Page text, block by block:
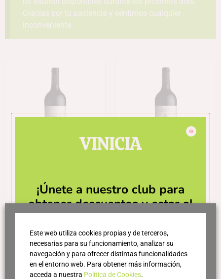
Gracias por tu paciencia y sentimos cualquier
inconveniente.
238,25€
Leer más
71,95€
Este web utiliza cookies propias y de terceros,
necesarias para su funcionamiento, analizar su
navegación y para ofrecer distintas funcionalidades
en el entorno web. Para obtener más información,
acceda a nuestra Política de Cookies.
VINICIA
¡Únete a nuestro club para
obtener descuentos y estar al
día de las últimas novedades!